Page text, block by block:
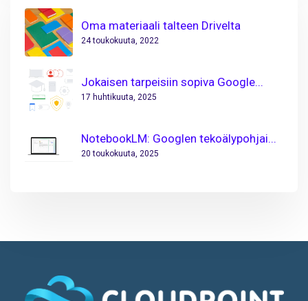
Oma materiaali talteen Drivelta
24 toukokuuta, 2022
Jokaisen tarpeisiin sopiva Google...
17 huhtikuuta, 2025
NotebookLM: Googlen tekoälypohjai...
20 toukokuuta, 2025